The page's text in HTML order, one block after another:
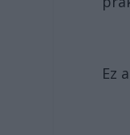
Ez